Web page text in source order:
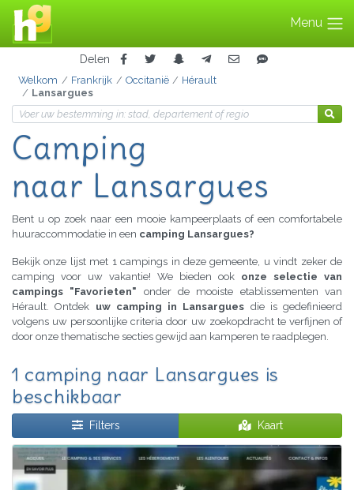
Menu
Delen
Welkom Frankrijk Occitanië
Hérault
Lansargues
Camping
naar Lansargues
Bent u op zoek naar een mooie kampeerplaats of een comfortabele
huuraccommodatie in een camping Lansargues?
Bekijk onze lijst met 1 campings in deze gemeente, u vindt zeker de
camping voor uw vakantie! We bieden ook onze selectie van
campings "Favorieten" onder de mooiste etablissementen van
Hérault. Ontdek uw camping in Lansargues die is gedefinieerd
volgens uw persoonlijke criteria door uw zoekopdracht te verfijnen of
door onze thematische secties gewijd aan kamperen te raadplegen.
1 camping naar Lansargues is
beschikbaar
Filters Kaart